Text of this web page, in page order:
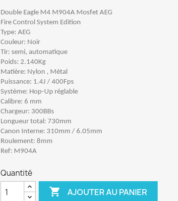
Double Eagle M4 M904A Mosfet AEG
Fire Control System Edition
Type: AEG
Couleur: Noir
Tir: semi, automatique
Poids: 2.140Kg
Matière: Nylon , Métal
Puissance: 1.4J / 400Fps
Système: Hop-Up réglable
Calibre: 6 mm
Chargeur: 300BBs
Longueur total: 730mm
Canon Interne: 310mm / 6.05mm
Roulement: 8mm
Ref: M904A
Quantité
 AJOUTER AU PANIER